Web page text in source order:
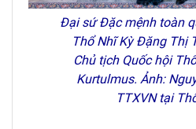
Đại sứ Đặc mệnh toàn
Thổ Nhĩ Kỳ Đặng Thị
Chủ tịch Quốc hội
Kurtulmus. Ảnh:
TTXVN tại